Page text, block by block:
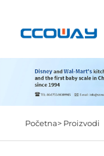
Početna> Proizvodi